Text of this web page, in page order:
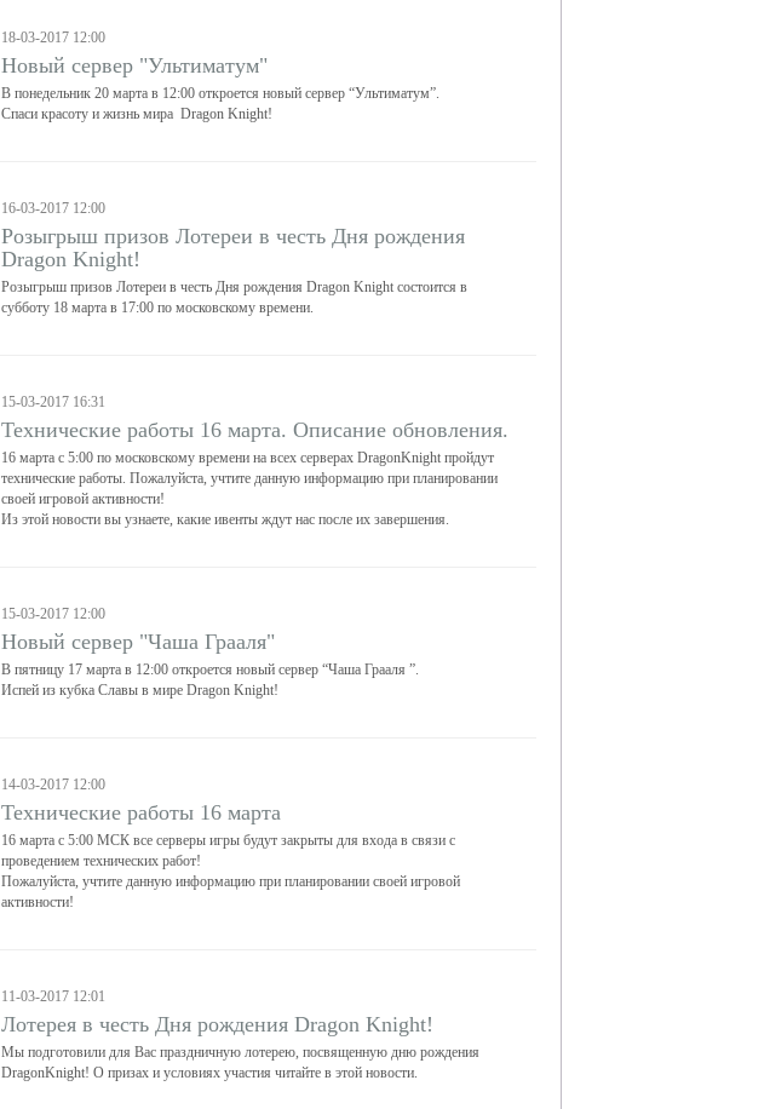
18-03-2017 12:00
Новый сервер "Ультиматум"
В понедельник 20 марта в 12:00 откроется новый сервер “Ультиматум”.
Спаси красоту и жизнь мира Dragon Knight!
16-03-2017 12:00
Розыгрыш призов Лотереи в честь Дня рождения
Dragon Knight!
Розыгрыш призов Лотереи в честь Дня рождения Dragon Knight состоится в
субботу 18 марта в 17:00 по московскому времени.
15-03-2017 16:31
Технические работы 16 марта. Описание обновления.
16 марта с 5:00 по московскому времени на всех серверах DragonKnight пройдут
технические работы. Пожалуйста, учтите данную информацию при планировании
своей игровой активности!
Из этой новости вы узнаете, какие ивенты ждут нас после их завершения.
15-03-2017 12:00
Новый сервер "Чаша Грааля"
В пятницу 17 марта в 12:00 откроется новый сервер “Чаша Грааля ”.
Испей из кубка Славы в мире Dragon Knight!
14-03-2017 12:00
Технические работы 16 марта
16 марта с 5:00 МСК все серверы игры будут закрыты для входа в связи с
проведением технических работ!
Пожалуйста, учтите данную информацию при планировании своей игровой
активности!
11-03-2017 12:01
Лотерея в честь Дня рождения Dragon Knight!
Мы подготовили для Вас праздничную лотерею, посвященную дню рождения
DragonKnight! О призах и условиях участия читайте в этой новости.